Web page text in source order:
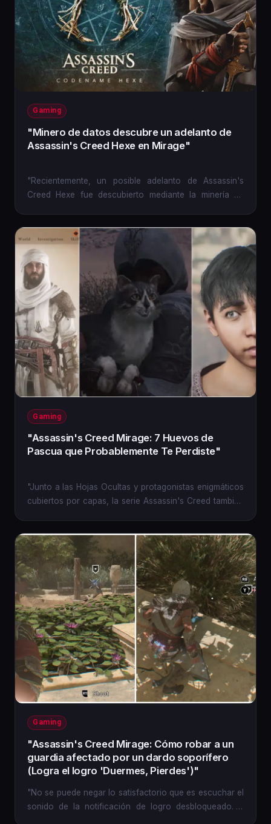
Gaming
"Minero de datos descubre un adelanto de
Assassin's Creed Hexe en Mirage"
"Recientemente, un posible adelanto de Assassin's
Creed Hexe fue descubierto mediante la minería de
Gaming
"Assassin's Creed Mirage: 7 Huevos de
Pascua que Probablemente Te Perdiste"
"Junto a las Hojas Ocultas y protagonistas enigmáticos
cubiertos por capas, la serie Assassin's Creed también
Gaming
"Assassin's Creed Mirage: Cómo robar a un
guardia afectado por un dardo soporífero
(Logra el logro 'Duermes, Pierdes')"
"No se puede negar lo satisfactorio que es escuchar el
sonido de la notificación de logro desbloqueado. A